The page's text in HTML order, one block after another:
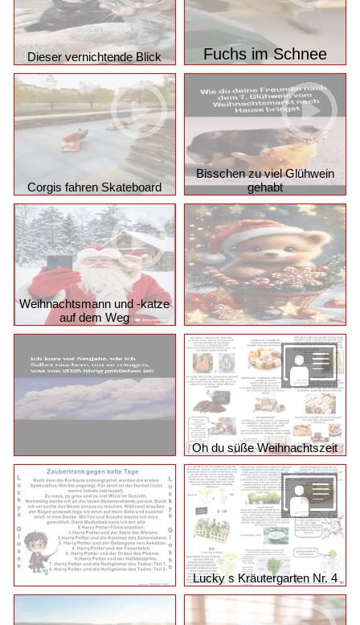
Dieser vernichtende Blick Fuchs im Schnee
Corgis fahren Skateboard
Bisschen zu viel Glühwein
gehabt
Weihnachtsmann und -katze
auf dem Weg
Oh du süße Weihnachtszeit
Lucky s Kräutergarten Nr. 4